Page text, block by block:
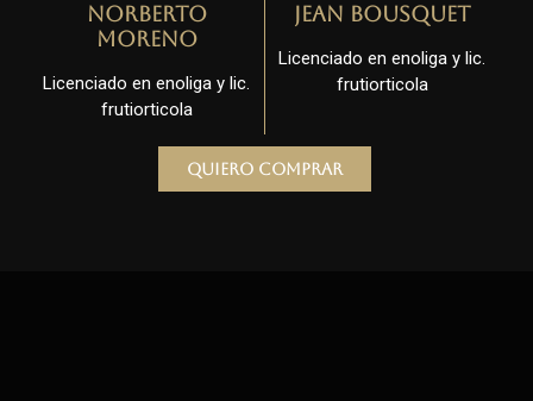
Norberto
Moreno
Licenciado en enoliga y lic.
frutiorticola
Jean Bousquet
Licenciado en enoliga y lic.
frutiorticola
Quiero comprar